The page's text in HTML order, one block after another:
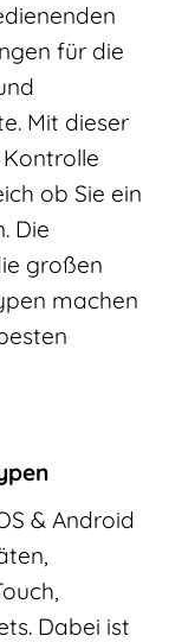
für die
Mit dieser
ob Sie ein
Die
großen
machen
& Android
Dabei ist